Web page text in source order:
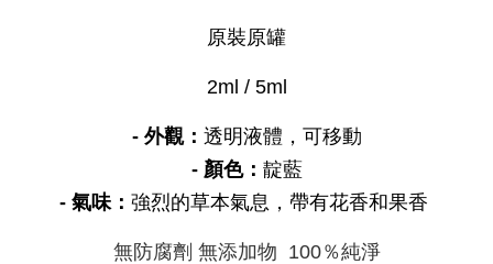
原裝原罐
2ml / 5ml
- 外觀： 透明液體，可移動
- 顏色： 靛藍
- 氣味： 強烈的草本氣息，帶有花香和果香
無防腐劑 無添加物 100％純淨